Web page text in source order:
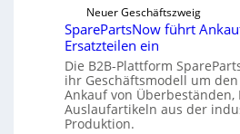
k
t
e
A
n
t
i
c
k
e
l
t
Neuer Geschäftszweig
SparePartsNow führt
Ersatzteilen ein
Die B2B-Plattform
ihr Geschäftsmodell um
Ankauf von Überbeständen,
Auslaufartikeln aus der
Produktion.